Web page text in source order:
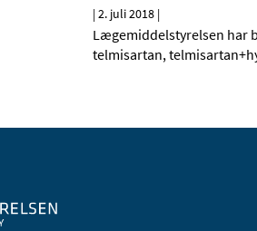
|2. juli 2018 |
Lægemiddelstyrelsen har
telmisartan,